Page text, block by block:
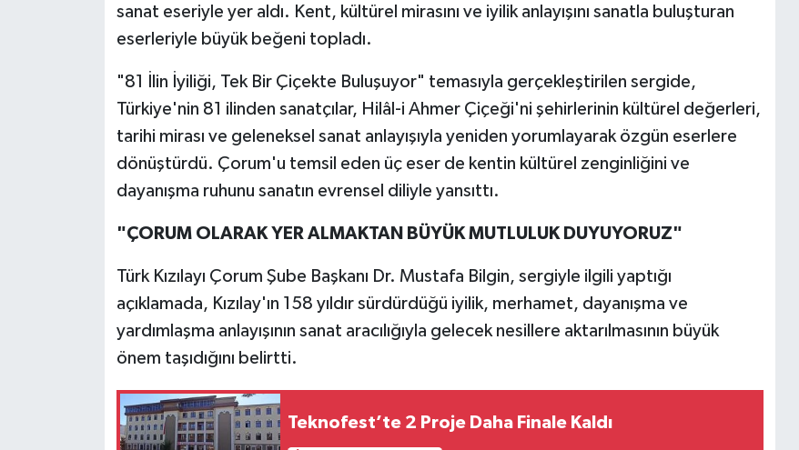
sanat eseriyle yer aldı. Kent, kültürel mirasını ve iyilik anlayışını sanatla buluşturan
eserleriyle büyük beğeni topladı.
"81 İlin İyiliği, Tek Bir Çiçekte Buluşuyor" temasıyla gerçekleştirilen sergide,
Türkiye'nin 81 ilinden sanatçılar, Hilâl-i Ahmer Çiçeği'ni şehirlerinin kültürel değerleri,
tarihi mirası ve geleneksel sanat anlayışıyla yeniden yorumlayarak özgün eserlere
dönüştürdü. Çorum'u temsil eden üç eser de kentin kültürel zenginliğini ve
dayanışma ruhunu sanatın evrensel diliyle yansıttı.
"ÇORUM OLARAK YER ALMAKTAN BÜYÜK MUTLULUK DUYUYORUZ"
Türk Kızılayı Çorum Şube Başkanı Dr. Mustafa Bilgin, sergiyle ilgili yaptığı
açıklamada, Kızılay'ın 158 yıldır sürdürdüğü iyilik, merhamet, dayanışma ve
yardımlaşma anlayışının sanat aracılığıyla gelecek nesillere aktarılmasının büyük
önem taşıdığını belirtti.
Teknofest’te 2 Proje Daha Finale Kaldı